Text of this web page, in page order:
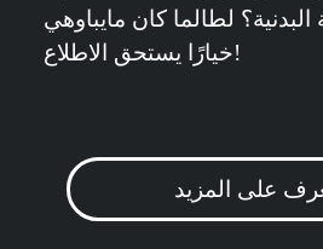
البدنية؟ لطالما كان مايباوهي
خيارًا يستحق الاطلاع!
على المزيد